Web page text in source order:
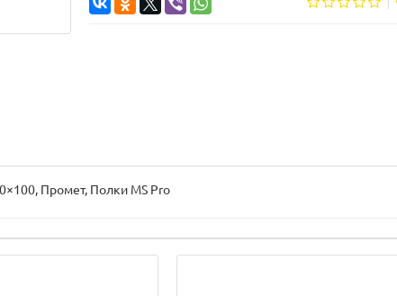
Промет, Полки MS Pro